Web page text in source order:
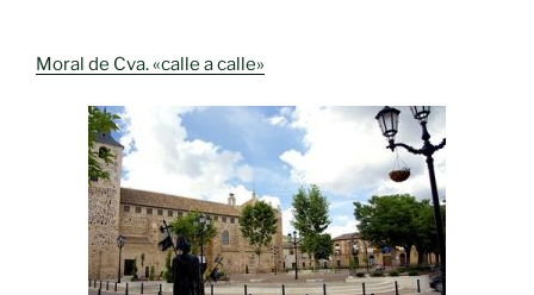
Moral de Cva. «calle a calle»